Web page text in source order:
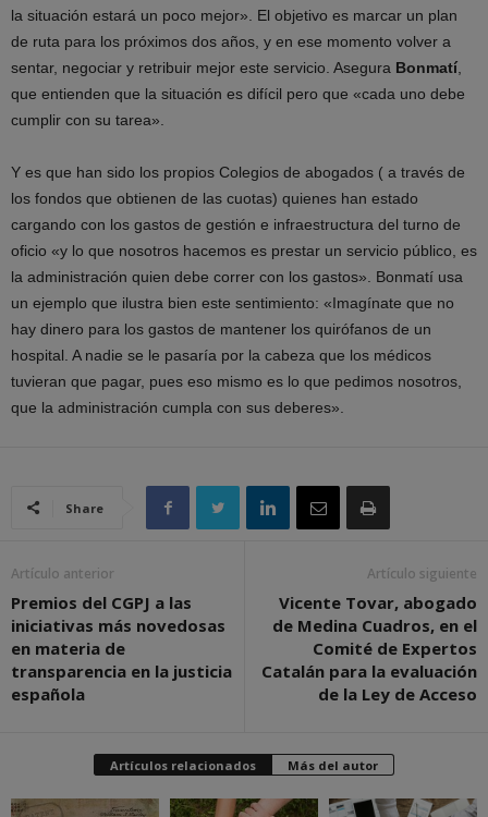
la situación estará un poco mejor». El objetivo es marcar un plan
de ruta para los próximos dos años, y en ese momento volver a
sentar, negociar y retribuir mejor este servicio. Asegura Bonmatí
que entienden que la situación es difícil pero que «cada uno debe
cumplir con su tarea».
Y es que han sido los propios Colegios de abogados ( a través de
los fondos que obtienen de las cuotas) quienes han estado
cargando con los gastos de gestión e infraestructura del turno de
oficio «y lo que nosotros hacemos es prestar un servicio público, es
la administración quien debe correr con los gastos». Bonmatí usa
un ejemplo que ilustra bien este sentimiento: «Imagínate que no
hay dinero para los gastos de mantener los quirófanos de un
hospital. A nadie se le pasaría por la cabeza que los médicos
tuvieran que pagar, pues eso mismo es lo que pedimos nosotros,
que la administración cumpla con sus deberes».
Share
Artículo anterior
Premios del CGPJ a las
iniciativas más novedosas
en materia de
transparencia en la justicia
española
Artículo siguiente
Vicente Tovar, abogado
de Medina Cuadros, en el
Comité de Expertos
Catalán para la evaluación
de la Ley de Acceso
Artículos relacionados Más del autor